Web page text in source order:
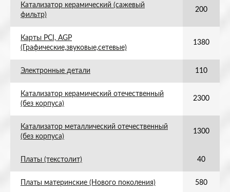
Катализатор керамический (сажевый
фильтр)
200
Карты PCI, AGP
(Графические,звуковые,сетевые)
1380
Электронные детали 110
Катализатор керамический отечественный
(без корпуса)
2300
Катализатор металлический отечественный
(без корпуса)
1300
Платы (текстолит) 40
Платы материнские (Нового поколения) 580